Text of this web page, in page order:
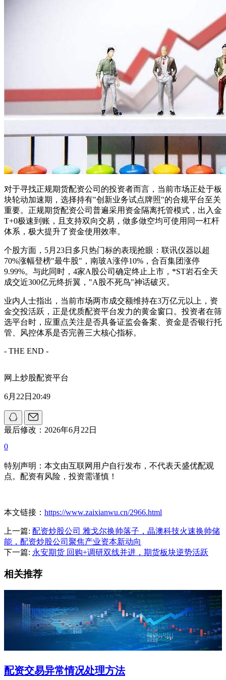
对于寻找正规期货配资公司的投资者而言，当前市场正处于板
块轮动加速期，选择持有"创新业务试点牌照"的合规平台至关
重要。正规期货配资公司普遍采用资金隔离托管模式，出入金
T+0极速到账，且支持双向交易，做多做空均可使用同一杠杆
体系，极大提升了资金使用效率。
个股方面，5月23日多只热门标的表现抢眼：联讯仪器以超
70%涨幅登榜"最牛股"，南玻A涨停10%，合百集团涨停
9.99%。与此同时，4家A股公司确定终止上市，*ST岩石全天
成交近300亿元终折翼，"A股不死鸟"神话破灭。
业内人士指出，当前市场两市成交额维持在3万亿元以上，资
金交投活跃，正是优质配资平台发力的黄金窗口。投资者在筛
选平台时，应重点关注是否具备证监会备案、资金是否银行托
管、风控体系是否完善三大核心指标。
- THE END -
网上炒股配资平台
6月22日20:49
最后修改：2026年6月22日
0
特别声明：本文由互联网用户自行发布，不代表天盛优配观
点。配资有风险，投资需谨慎！
本文链接： https://www.zaixianwu.cn/2966.html
上一篇: 配资炒股公司 雅戈尔换帅落子，晶澳科技火速换帅储
能，配资炒股公司聚焦产业资本新动向
下一篇: 永安期货 回购+调研双线并进，期货板块逆势活跃
相关推荐
配资交易异常情况处理方法